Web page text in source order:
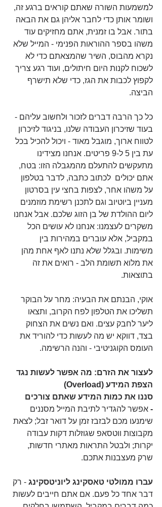
למשמעות השורה שאתם קוראים ברגע זה,
ושומר אותן כדי לחבר אליהן גם את הבאה
בתור. אבל בו זמנית, אתם מחזיקים עוד
משהו בספר ההוראות הפנימי - המייל שלא
נקרא מהבוס, השיר שהמצאתם כדי לא
לשכוח לקנות היום חיתולים, ועוד רגע צריך
לקפוץ לכבות את הגז, כדי שלא תישרף
הביצה.
כל כך הרבה דברים לזכור ולחשוב עליהם -
בעוד שזיכרון העבודה שלנו, בניגוד לזיכרון
לטווח ארוך, מוגבל מאוד - ויכול להכיל בכל
עת בין 5 ל-9 פריטים. אנחנו מצידינו
מתעקשים להתעלם מהמגבלה הזו: בטח,
אתם יכולים  לכתוב כתבה, לדבר בטלפון
על משהו אחר, לצפות בחצי עין בסרטון
מעניין ביוטיוב וגם לתכנן רשימת מוזמנים
ליום ההולדת של בן הזוג שלכם. אבל אנחנו
משקרים לעצמנו: אנחנו לא עושים הכל
במקביל, אלא עוברים במהירות בין
משימות. ובגלל שלא נתנו לאף אחת מהן
את מלוא תשומת הלב - רואים את זה
בתוצאות.
אוקי, הבנתם את הבעיה: מחר על הבוקר
תשליכו את הטלפון לפח הקרוב, ותצאו
ליער לחבק עצים. ואם נשים את הצחוק
בצד, דווקא יש מה לעשות כדי להוריד את
העומס הקוגניטיבי - והנה הרשימה.
לעצור את הזרם: מה אפשר לעשות נגד
הצפת המידע (Overload)
סננו את כמות המידע שאתם צורכים
- אפשר להגדיר לתיבת המייל מסננים
שימנעו מכם לבזבז זמן על דואר זבל; לצאת
מקבוצות ווטסאפ שגוזלות דקות עבודה
יקרות; ולבטל התראות מאתרי חדשות,
שרק מעצבנות אתכם.
עברו ממולטי טאסקינג ליוניטסקינג - רק
דבר אחד כל פעם. אם אתם חייבים לעשות